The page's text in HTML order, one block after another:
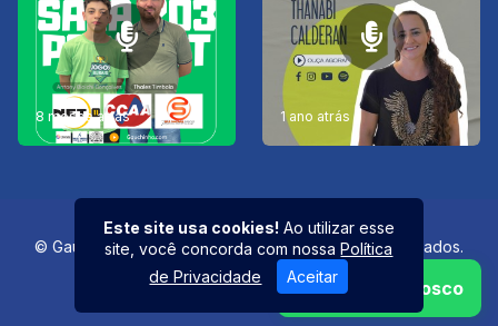
8 meses atrás 1 ano atrás
© Gauchinho PONTO com - Todos os direitos reservados.
Fale Conosco
Este site usa cookies! Ao utilizar esse
site, você concorda com nossaPolítica
de Privacidade
Aceitar